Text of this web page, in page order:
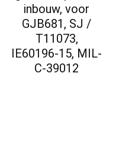
inbouw, voor
GJB681, SJ /
T11073,
IE60196-15, MIL-
C-39012